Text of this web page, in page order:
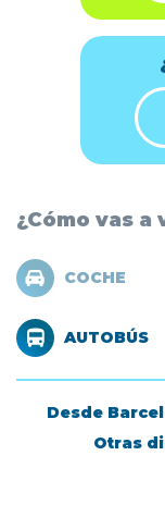
¿Cómo vas a
COCHE
AUTOBÚS
Desde
Otras